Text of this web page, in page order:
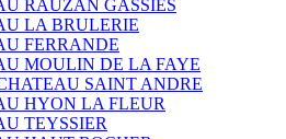
RAUZAN GASSIES
LA BRULERIE
FERRANDE
MOULIN DE LA FAYE
SAINT ANDRE
HYON LA FLEUR
TEYSSIER